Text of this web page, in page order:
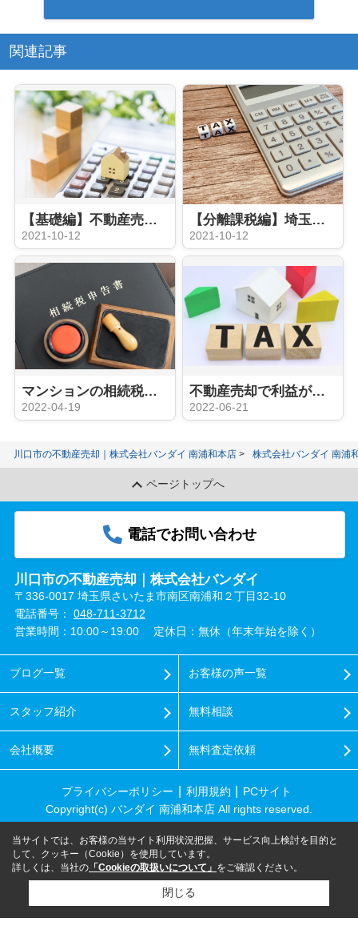
関連記事
【基礎編】不動産売却を検討中の方必見！売却時にかかる税金の種類とは？
2021-10-12
【分離課税編】埼玉で不動産売却を検討している方必見！ 譲渡所得にかかる税金とは？
2021-10-12
マンションの相続税の計算方法とは？相続の際に注意するポイントは？
2022-04-19
不動産売却で利益が生じたら所得税の納付が必要！その方法は？
2022-06-21
川口市の不動産売却｜株式会社バンダイ 南浦和本店 株式会社バンダイ 南浦
ページトップへ
電話でお問い合わせ
川口市の不動産売却｜株式会社バンダイ
〒336-0017 埼玉県さいたま市南区南浦和２丁目32-10
電話番号： 048-711-3712
営業時間：10:00～19:00
定休日：無休（年末年始を除く）
ブログ一覧
スタッフ紹介
会社概要
お客様の声一覧
無料相談
無料査定依頼
プライバシーポリシー 利用規約
PCサイト
Copyright(c) バンダイ 南浦和本店 All rights reserved.
当サイトでは、お客様の当サイト利用状況把握、サービス向上検討を目的と
して、クッキー（Cookie）を使用しています。
詳しくは、当社の 「Cookieの取扱いについて」 をご確認ください。
閉じる